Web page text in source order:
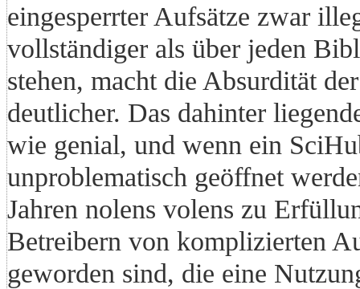
eingesperrter Aufsätze zwar
vollständiger als über jeden
stehen, macht die Absurdität
deutlicher. Das dahinter
wie genial, und wenn ein
unproblematisch geöffnet
Jahren nolens volens zu
Betreibern von komplizierten
geworden sind, die eine